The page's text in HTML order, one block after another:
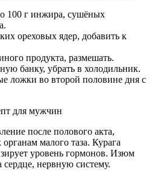
100 г инжира, сушёных
ореховых ядер, добавить к
продукта, размешать.
банку, убрать в холодильник.
ложки во второй половине дня с
после полового акта,
малого таза. Курага
уровень гормонов. Изюм
сердце, нервную систему.